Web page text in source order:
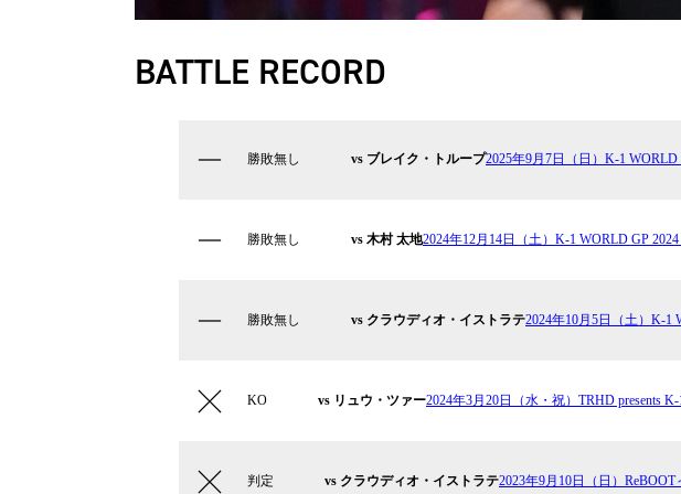
BATTLE RECORD
勝敗無し vs ブレイク・トループ2025年9月7日（日）K-1
勝敗無し vs 木村 太地2024年12⽉14⽇（土）K-1 WORLD GP
勝敗無し vs クラウディオ・イストラテ2024年10月5日（土）K-1
KO vs リュウ・ツァー2024年3月20日（水・祝）TRHD presents
判定 vs クラウディオ・イストラテ2023年9月10日（日）ReBOOT